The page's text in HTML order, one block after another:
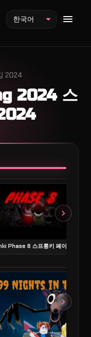
한국어
2024
2024 스
Phase 8 스프룽키 페이즈 8